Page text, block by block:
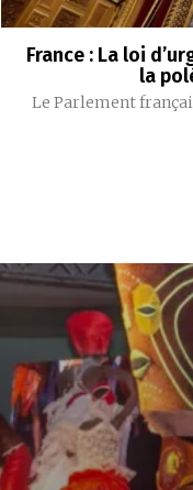
France : La loi
la
Le Parlement